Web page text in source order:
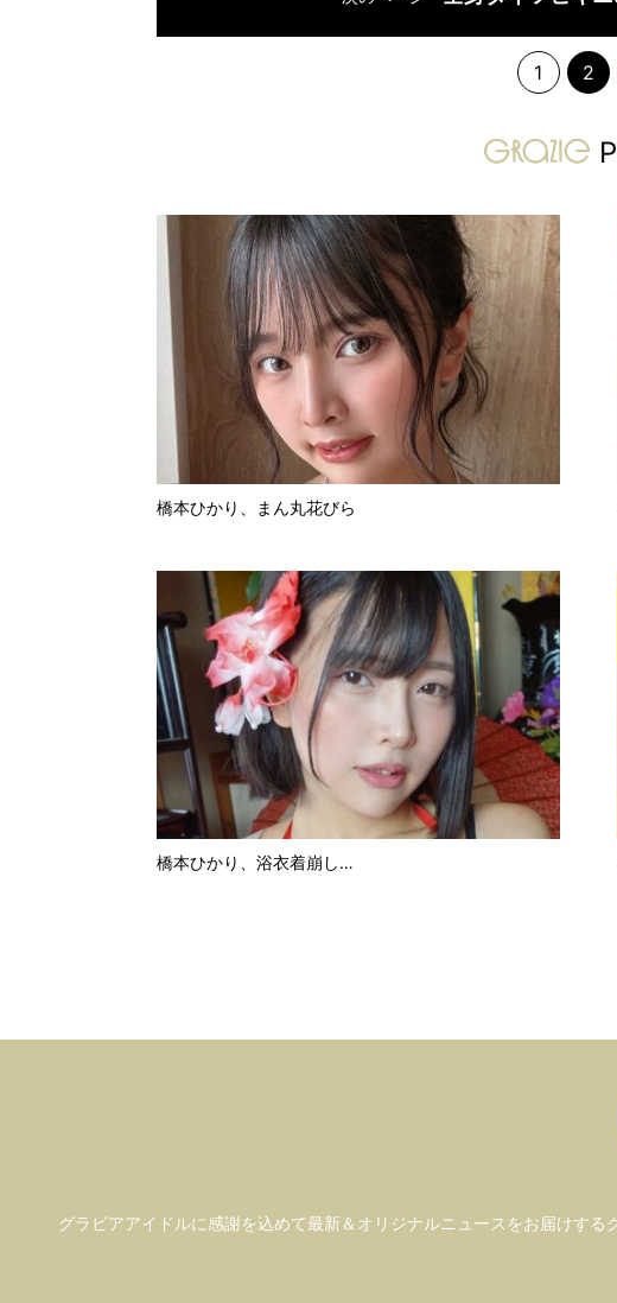
1 2
次のページへ
橋本ひかり、まん丸花びら
橋本ひかり、浴衣着崩し…
グラビアアイドルに感謝を込めて最新＆オリジナルニュースをお届けする